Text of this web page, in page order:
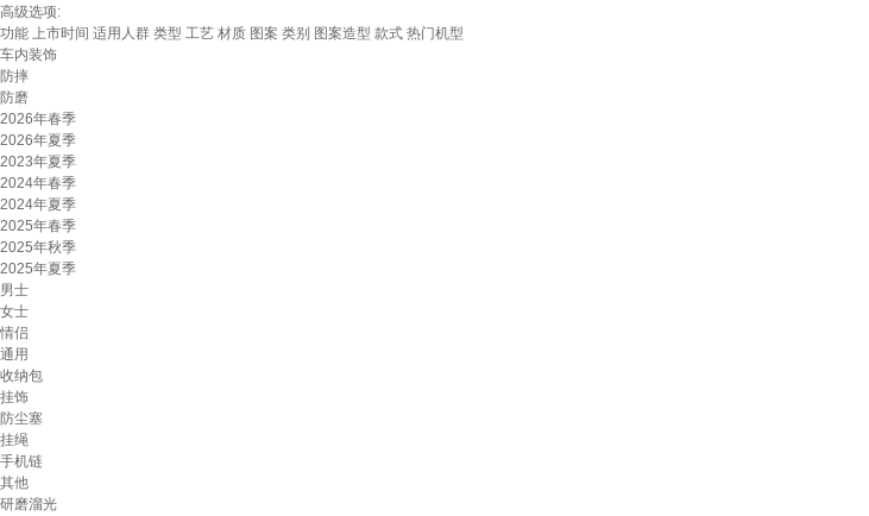
高级选项:
功能 上市时间 适用人群 类型 工艺 材质 图案 类别 图案造型 款式 热门机型
车内装饰
防摔
防磨
2026年春季
2026年夏季
2023年夏季
2024年春季
2024年夏季
2025年春季
2025年秋季
2025年夏季
男士
女士
情侣
通用
收纳包
挂饰
防尘塞
挂绳
手机链
其他
研磨溜光